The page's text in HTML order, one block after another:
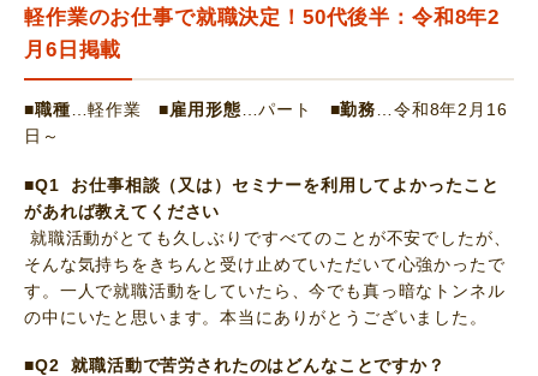
軽作業のお仕事で就職決定！50代後半：令和8年2
月6日掲載
■職種…軽作業■雇用形態…パート ■勤務…令和8年2月16
日～
■Q1 お仕事相談（又は）セミナーを利用してよかったこと
があれば教えてください
就職活動がとても久しぶりですべてのことが不安でしたが、
そんな気持ちをきちんと受け止めていただいて心強かったで
す。一人で就職活動をしていたら、今でも真っ暗なトンネル
の中にいたと思います。本当にありがとうございました。
■Q2 就職活動で苦労されたのはどんなことですか？